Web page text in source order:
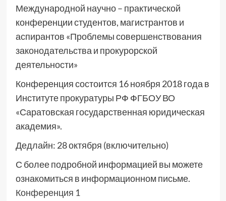
Международной научно – практической
конференции студентов, магистрантов и
аспирантов «Проблемы совершенствования
законодательства и прокурорской
деятельности»
Конференция состоится 16 ноября 2018 года в
Институте прокуратуры РФ ФГБОУ ВО
«Саратовская государственная юридическая
академия».
Дедлайн: 28 октября (включительно)
С более подробной информацией вы можете
ознакомиться в информационном письме.
Конференция 1